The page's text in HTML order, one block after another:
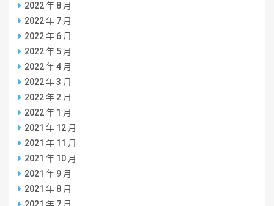
2022 年 8 月
2022 年 7 月
2022 年 6 月
2022 年 5 月
2022 年 4 月
2022 年 3 月
2022 年 2 月
2022 年 1 月
2021 年 12 月
2021 年 11 月
2021 年 10 月
2021 年 9 月
2021 年 8 月